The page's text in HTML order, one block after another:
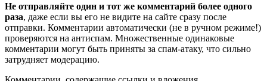
Не отправляйте один и тот же комментарий более одного
раза, даже если вы его не видите на сайте сразу после
отправки. Комментарии автоматически (не в ручном режиме!)
проверяются на антиспам. Множественные одинаковые
комментарии могут быть приняты за спам-атаку, что сильно
затрудняет модерацию.